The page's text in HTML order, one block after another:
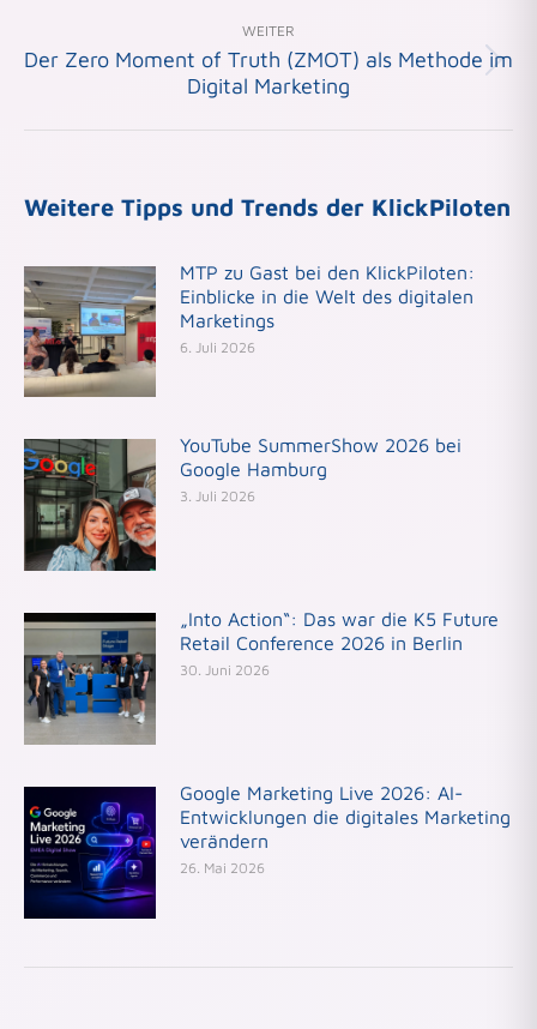
WEITER
Nächster
Beitrag:
Der Zero Moment of Truth (ZMOT) als Methode im
Digital Marketing
Weitere Tipps und Trends der KlickPiloten
MTP zu Gast bei den KlickPiloten:
Einblicke in die Welt des digitalen
Marketings
6. Juli 2026
YouTube SummerShow 2026 bei
Google Hamburg
3. Juli 2026
„Into Action“: Das war die K5 Future
Retail Conference 2026 in Berlin
30. Juni 2026
Google Marketing Live 2026: AI-
Entwicklungen die digitales Marketing
verändern
26. Mai 2026